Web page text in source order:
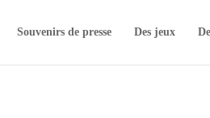
Souvenirs de presse Des jeux